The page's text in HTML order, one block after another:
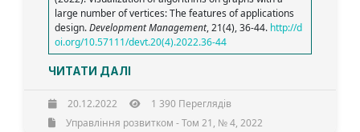
large number of vertices: The features of applications
design.Development Management, 21(4), 36-44. http://d
oi.org/10.57111/devt.20(4).2022.36-44
ЧИТАТИ ДАЛІ
20.12.2022
1 390 Переглядів
Управління розвитком - Том 21, № 4, 2022